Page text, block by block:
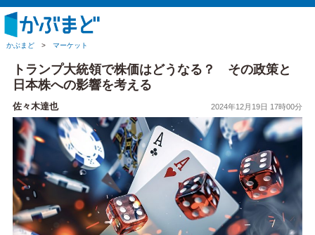
かぶまど > マーケット
トランプ大統領で株価はどうなる？ その政策と
日本株への影響を考える
佐々木達也 2024年12月19日 17時00分